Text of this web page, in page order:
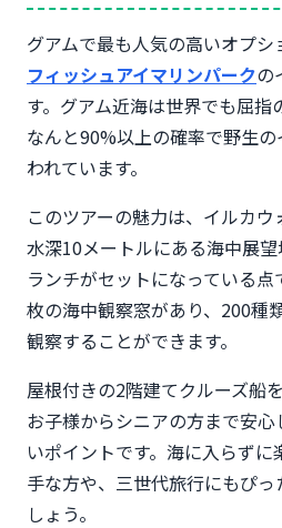
グアムで最も人気の高いオプシ
フィッシュアイマリンパークの
す。グアム近海は世界でも屈指
なんと90%以上の確率で野生
われています。
このツアーの魅力は、イルカウ
水深10メートルにある海中展
ランチがセットになっている
枚の海中観察窓があり、200種
観察することができます。
屋根付きの2階建てクルーズ船
お子様からシニアの方まで安
いポイントです。海に入らず
手な方や、三世代旅行にもぴ
しょう。